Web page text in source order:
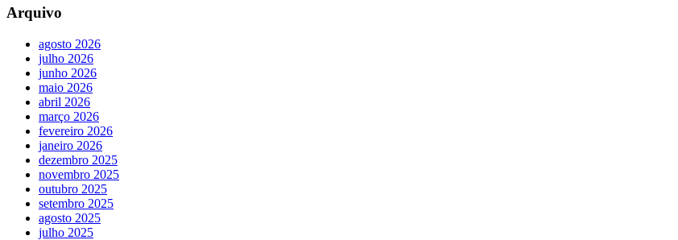
Arquivo
agosto 2026
julho 2026
junho 2026
maio 2026
abril 2026
março 2026
fevereiro 2026
janeiro 2026
dezembro 2025
novembro 2025
outubro 2025
setembro 2025
agosto 2025
julho 2025